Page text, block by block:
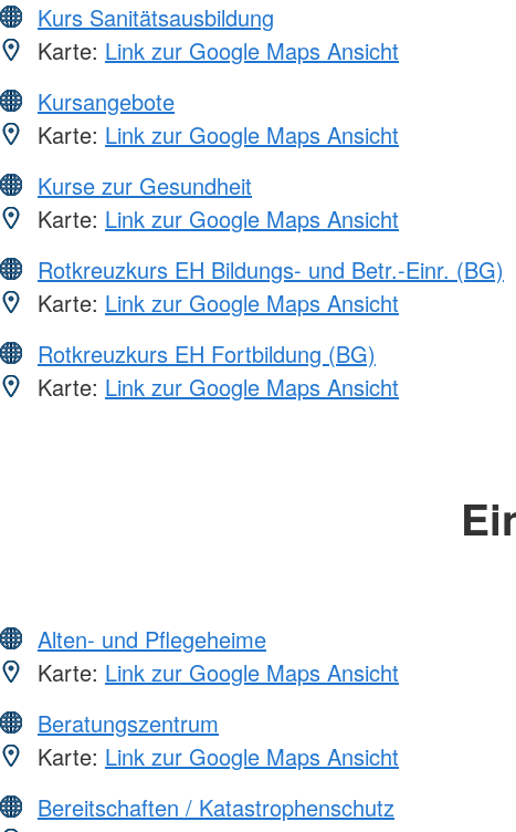
Kurs Sanitätsausbildung
Karte: Link zur Google Maps Ansicht
Kursangebote
Karte: Link zur Google Maps Ansicht
Kurse zur Gesundheit
Karte: Link zur Google Maps Ansicht
Rotkreuzkurs EH Bildungs- und Betr.-Einr. (BG)
Karte: Link zur Google Maps Ansicht
Rotkreuzkurs EH Fortbildung (BG)
Karte: Link zur Google Maps Ansicht
Alten- und Pflegeheime
Karte: Link zur Google Maps Ansicht
Beratungszentrum
Karte: Link zur Google Maps Ansicht
Bereitschaften / Katastrophenschutz